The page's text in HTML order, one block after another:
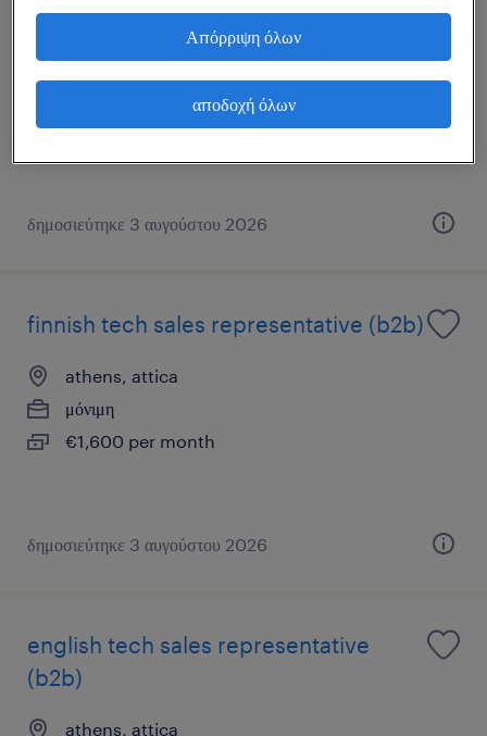
athens, attica
δημοσιεύτηκε 3 αυγούστου 2026
finnish tech sales representative (b2b)
athens, attica
μόνιμη
€1,600 per month
δημοσιεύτηκε 3 αυγούστου 2026
english tech sales representative
(b2b)
athens, attica
Απόρριψη όλων
αποδοχή όλων